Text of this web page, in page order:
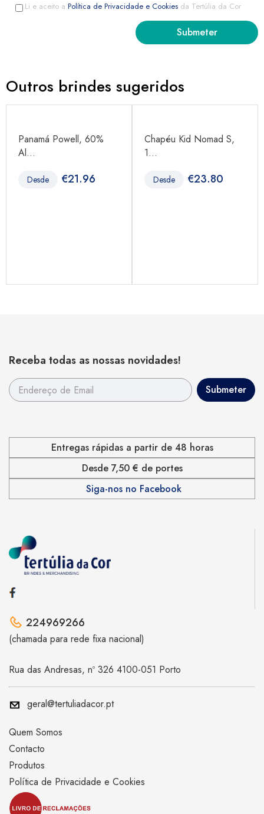
Li e aceito a Política de Privacidade e Cookies da Tertúlia da Cor
Outros brindes sugeridos
Panamá Powell, 60%
Al...
Desde €21.96
Chapéu Kid Nomad S,
1...
Desde €23.80
Receba todas as nossas novidades!
Entregas rápidas a partir de 48 horas
Desde 7,50 € de portes
Siga-nos no Facebook
224969266
(chamada para rede fixa nacional)
Rua das Andresas, nº 326 4100-051 Porto
geral@tertuliadacor.pt
Quem Somos
Contacto
Produtos
Política de Privacidade e Cookies